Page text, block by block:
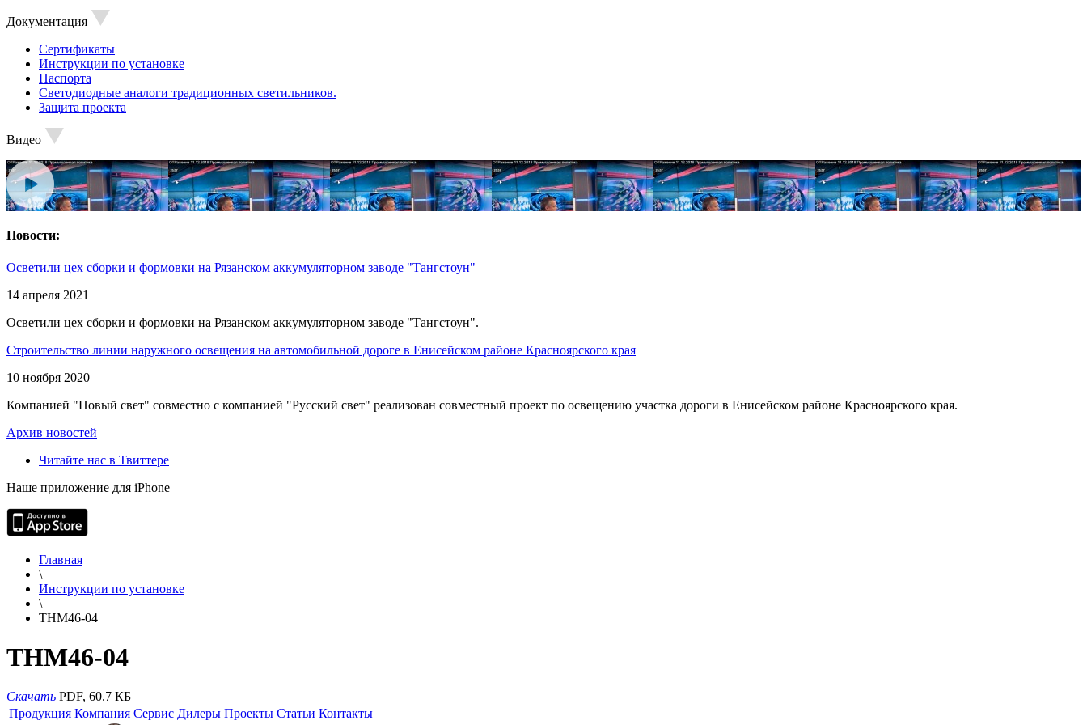
Документация
Сертификаты
Инструкции по установке
Паспорта
Светодиодные аналоги традиционных светильников.
Защита проекта
Видео
Новости:
Осветили цех сборки и формовки на Рязанском аккумуляторном заводе "Тангстоун"
14 апреля 2021
Осветили цех сборки и формовки на Рязанском аккумуляторном заводе "Тангстоун".
Строительство линии наружного освещения на автомобильной дороге в Енисейском районе Красноярского края
10 ноября 2020
Компанией "Новый свет" совместно с компанией "Русский свет" реализован совместный проект по освещению участка дороги в Енисейском районе Красноярского края.
Архив новостей
Читайте нас в Твиттере
Наше приложение для iPhone
Главная
\
Инструкции по установке
\
THM46-04
THM46-04
Скачать PDF, 60.7 КБ
Продукция Компания Сервис Дилеры Проекты Статьи Контакты